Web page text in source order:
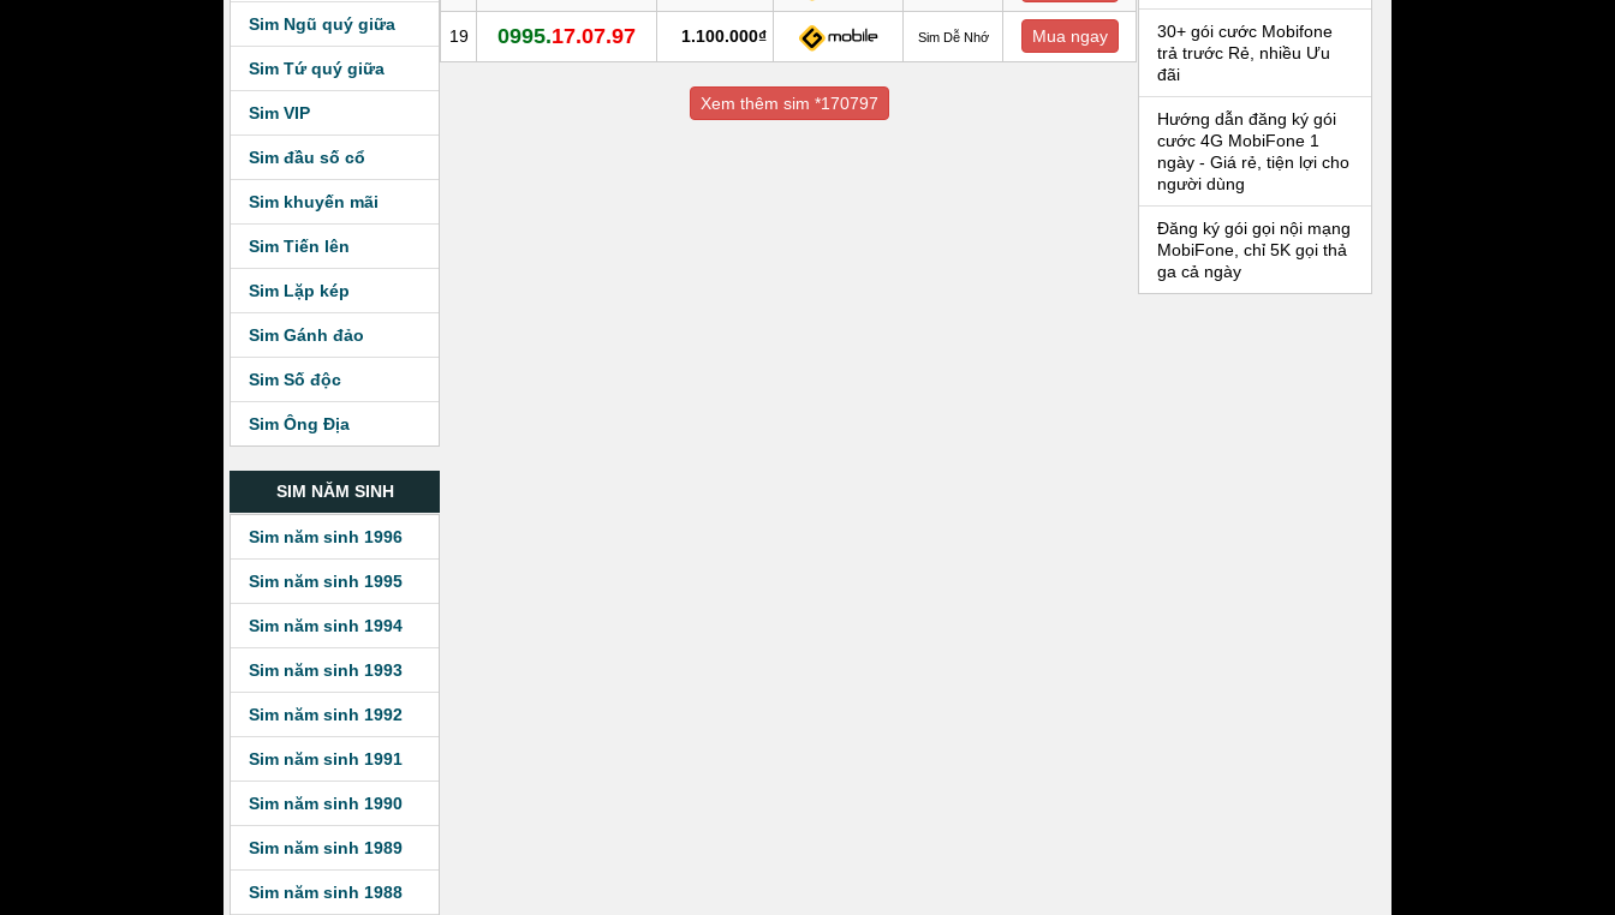
Sim Ngũ quý giữa
Sim Tứ quý giữa
Sim VIP
Sim đầu số cổ
Sim khuyến mãi
Sim Tiến lên
Sim Lặp kép
Sim Gánh đảo
Sim Số độc
Sim Ông Địa
SIM NĂM SINH
Sim năm sinh 1996
Sim năm sinh 1995
Sim năm sinh 1994
Sim năm sinh 1993
Sim năm sinh 1992
Sim năm sinh 1991
Sim năm sinh 1990
Sim năm sinh 1989
Sim năm sinh 1988
19 0995.17.07.97 1.100.000₫ Sim Dễ Nhớ Mua ngay
Xem thêm sim *170797
30+ gói cước Mobifone
trả trước Rẻ, nhiều Ưu
đãi
Hướng dẫn đăng ký gói
cước 4G MobiFone 1
ngày - Giá rẻ, tiện lợi cho
người dùng
Đăng ký gói gọi nội mạng
MobiFone, chỉ 5K gọi thả
ga cả ngày